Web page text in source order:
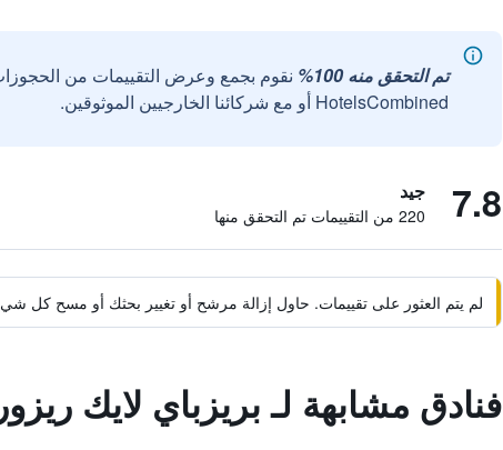
تم التحقق منه 100%
نقوم بجمع وعرض التقييمات من
HotelsCombined أو مع شركائنا الخارجيين الموثوقين.
7.8 جيد
220 من التقييمات تم التحقق منها
لم يتم العثور على تقييمات. حاول إزالة مرشح أو تغيير بحثك أو مسح كل
فنادق مشابهة لـ بريزباي لايك